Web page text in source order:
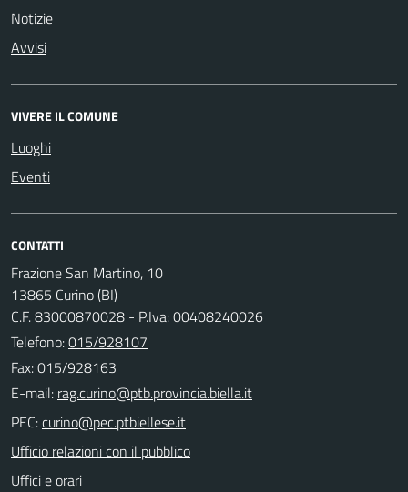
Notizie
Avvisi
VIVERE IL COMUNE
Luoghi
Eventi
CONTATTI
Frazione San Martino, 10
13865 Curino (BI)
C.F. 83000870028 - P.Iva: 00408240026
Telefono:015/928107
Fax: 015/928163
E-mail:
PEC:
Ufficio relazioni con il pubblico
Uffici e orari